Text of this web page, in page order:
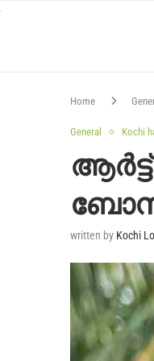
Home
General Kochi
ആർട്ട്
ബോസ്
written by Kochi